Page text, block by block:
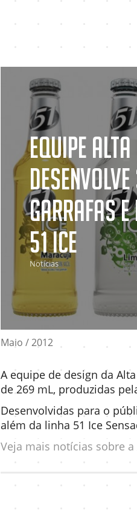
Equipe Alta
desenvolve
garrafas
51 Ice
Notícias
Maio / 2012
A equipe de design da
de 269 mL, produzidas
Desenvolvidas para o
além da linha 51 Ice
Veja mais notícias sobre